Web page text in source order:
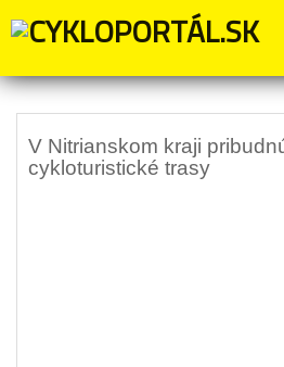
Značka:
V Nitrianskom kraji
cykloturistické trasy